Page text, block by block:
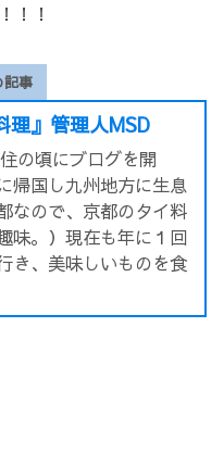
！！
記事
理』管理人MSD
の頃にブログを開
帰国し九州地方に生息
なので、京都のタイ料
味。）現在も年に１回
き、美味しいものを食